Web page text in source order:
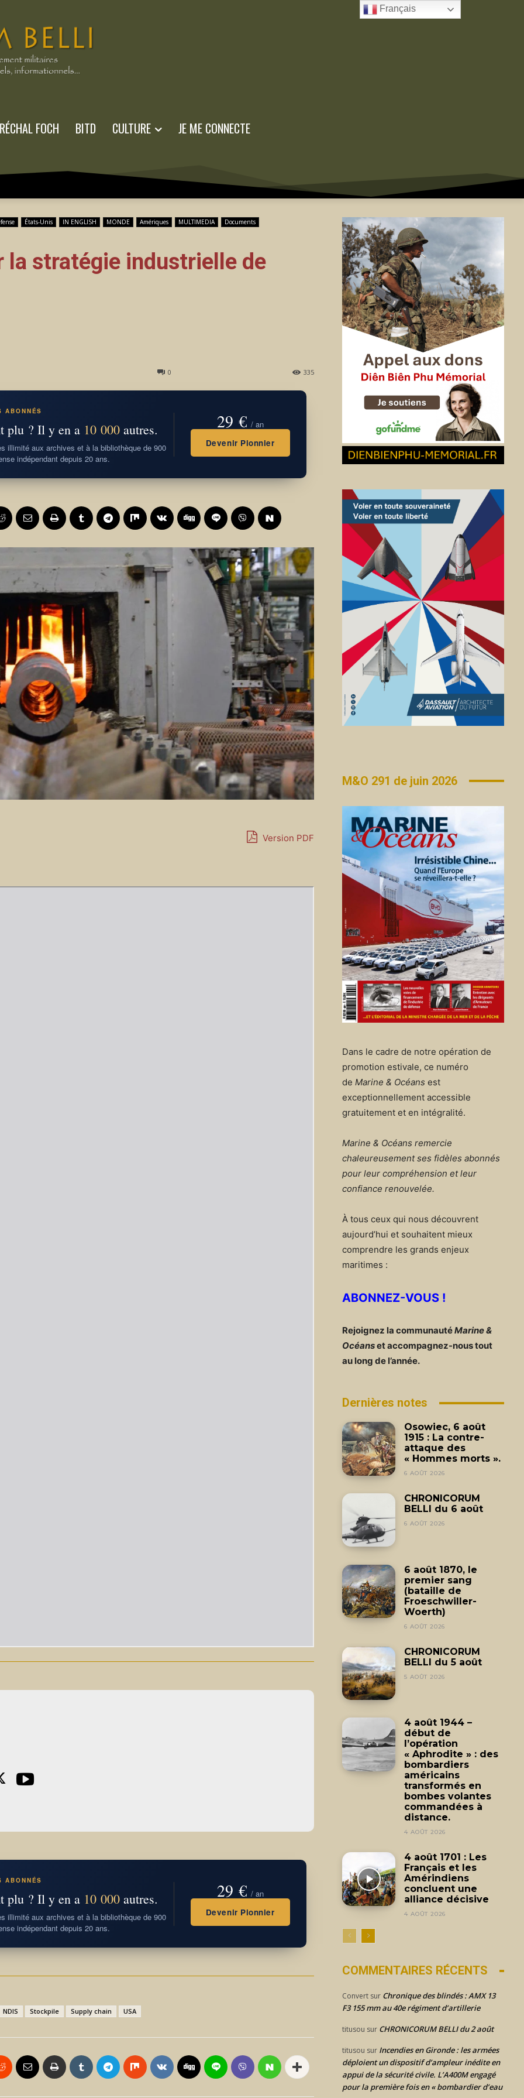
FOCH BITD CULTURE JE ME CONNECTE
États-Unis IN ENGLISH MONDE Amériques MULTIMEDIA
Documents
la stratégie industrielle de
0 335
ABONNÉS
plu ? Il y en a 10 000autres.
illimité aux archives et à la bibliothèque de 900
indépendant depuis 20 ans.
29 € / an
Devenir Pionnier
Version PDF
ABONNÉS
plu ? Il y en a 10 000autres.
illimité aux archives et à la bibliothèque de 900
indépendant depuis 20 ans.
29 € / an
Devenir Pionnier
NDIS Stockpile Supply chain USA
M&O 291 de juin 2026
Dans le cadre de notre opération de
promotion estivale, ce numéro
de Marine & Océans est
exceptionnellement accessible
gratuitement et en intégralité.
Marine & Océans remercie
chaleureusement ses fidèles abonnés
pour leur compréhension et leur
confiance renouvelée.
À tous ceux qui nous découvrent
aujourd’hui et souhaitent mieux
comprendre les grands enjeux
maritimes :
ABONNEZ-VOUS !
Rejoignez la communautéMarine &
Océanset accompagnez-nous tout
au long de l’année.
Dernières notes
Osowiec, 6 août
1915 : La contre-
attaque des
« Hommes morts ».
6 AOÛT 2026
CHRONICORUM
BELLI du 6 août
6 AOÛT 2026
6 août 1870, le
premier sang
(bataille de
Froeschwiller-
Woerth)
6 AOÛT 2026
CHRONICORUM
BELLI du 5 août
5 AOÛT 2026
4 août 1944 –
début de
l’opération
« Aphrodite » : des
bombardiers
américains
transformés en
bombes volantes
commandées à
distance.
4 AOÛT 2026
4 août 1701 : Les
Français et les
Amérindiens
concluent une
alliance décisive
4 AOÛT 2026
COMMENTAIRES RÉCENTS
Convert sur Chronique des blindés : AMX 13
F3 155 mm au 40e régiment d’artillerie
titusou sur CHRONICORUM BELLI du 2 août
titusou sur Incendies en Gironde : les armées
déploient un dispositif d’ampleur inédite en
appui de la sécurité civile. L’A400M engagé
pour la première fois en « bombardier d’eau
Français